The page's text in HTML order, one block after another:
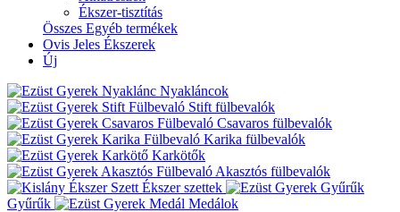
Ékszer-tisztítás
Összes Egyéb termékek
Ovis Jeles Ékszerek
Új
Nyakláncok
Stift fülbevalók
Csavaros fülbevalók
Karika fülbevalók
Karkötők
Akasztós fülbevalók
Ékszer szettek
Gyűrűk
Medálok